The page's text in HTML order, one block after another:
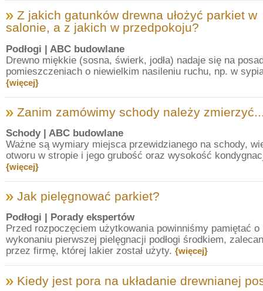
Z jakich gatunków drewna ułożyć parkiet w
salonie, a z jakich w przedpokoju?
Podłogi | ABC budowlane
Drewno miękkie (sosna, świerk, jodła) nadaje się na
pomieszczeniach o niewielkim nasileniu ruchu, np. w
{więcej}
Zanim zamówimy schody należy
Schody| ABC budowlane
Ważne są wymiary miejsca przewidzianego na schody,
otworu w stropie i jego grubość oraz wysokość
{więcej}
Jak pielęgnować parkiet?
Podłogi | Porady ekspertów
Przed rozpoczęciem użytkowania powinniśmy pamiętać o
wykonaniu pierwszej pielęgnacji podłogi środkiem,
przez firmę, której lakier został użyty. {więcej}
Kiedy jest pora na układanie drewnianej